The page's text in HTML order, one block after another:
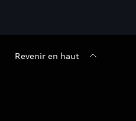
Revenir en haut